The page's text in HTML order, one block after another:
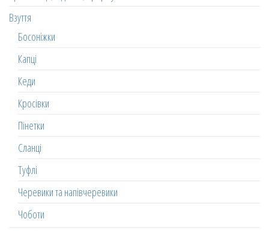
Взуття
Босоніжки
Капці
Кеди
Кросівки
Пінетки
Сланці
Туфлі
Черевики та напівчеревики
Чоботи